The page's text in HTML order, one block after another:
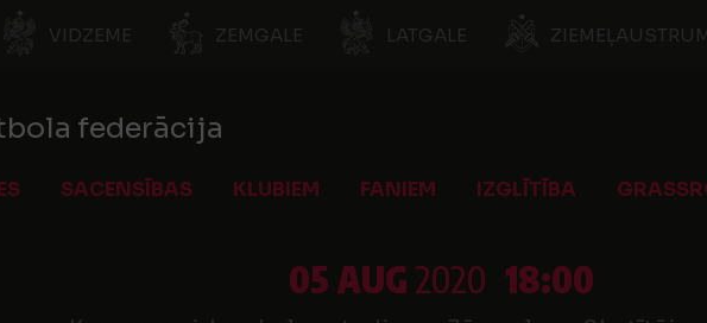
VIDZEME ZEMGALE LATGALE
federācija
SACENSĪBAS KLUBIEM FANIEM IZGLĪTĪBA
05 AUG2020 18:00